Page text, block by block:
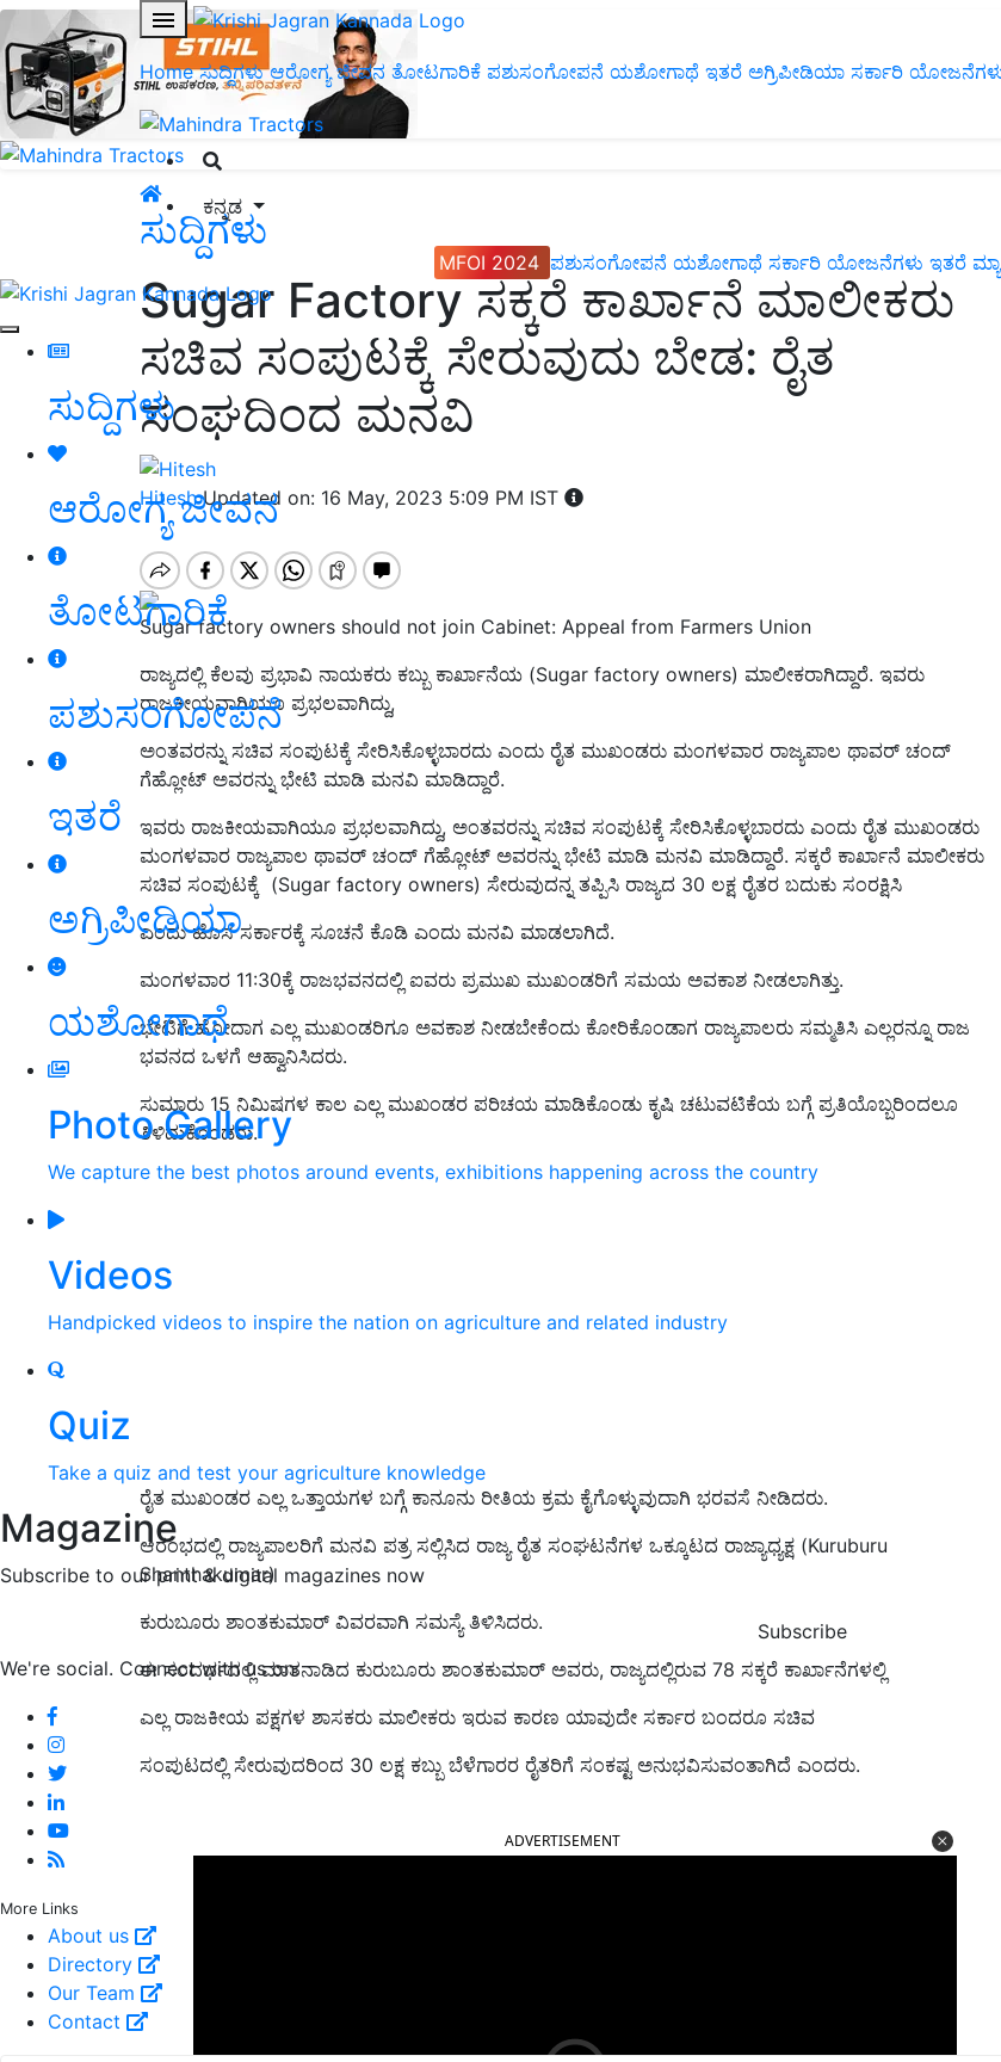
Home ಸುದ್ದಿಗಳು ಆರೋಗ್ಯ ಜೀವನ ತೋಟಗಾರಿಕೆ ಪಶುಸಂಗೋಪನೆ ಯಶೋಗಾಥೆ ಇತರೆ ಅಗ್ರಿಪೀಡಿಯಾ ಸರ್ಕಾರಿ
ಕನ್ನಡ
MFOI 2024 ಪಶುಸಂಗೋಪನೆ ಯಶೋಗಾಥೆ ಸರ್ಕಾರಿ ಯೋಜನೆಗಳು ಇತರೆ
ಸುದ್ದಿಗಳು
ಆರೋಗ್ಯ ಜೀವನ
ತೋಟಗಾರಿಕೆ
ಪಶುಸಂಗೋಪನೆ
ಇತರೆ
ಅಗ್ರಿಪೀಡಿಯಾ
ಯಶೋಗಾಥೆ
Photo Gallery
We capture the best photos around events, exhibitions happening across the country
Videos
Handpicked videos to inspire the nation on agriculture and related industry
Quiz
Take a quiz and test your agriculture knowledge
Magazine
Subscribe to our print & digital magazines now
Subscribe
We're social. Connect with us on:
More Links
About us
Directory
Our Team
Contact
ಸುದ್ದಿಗಳು
Sugar Factory ಸಕ್ಕರೆ ಕಾರ್ಖಾನೆ ಮಾಲೀಕರು
ಸಚಿವ ಸಂಪುಟಕ್ಕೆ ಸೇರುವುದು ಬೇಡ: ರೈತ
ಸಂಘದಿಂದ ಮನವಿ
HiteshUpdated on: 16 May, 2023 5:09 PM IST
Sugar factory owners should not join Cabinet: Appeal from Farmers Union
ರಾಜ್ಯದಲ್ಲಿ ಕೆಲವು ಪ್ರಭಾವಿ ನಾಯಕರು ಕಬ್ಬು ಕಾರ್ಖಾನೆಯ (Sugar factory owners) ಮಾಲೀಕರಾಗಿದ್ದಾರೆ. ಇವರು
ರಾಜಕೀಯವಾಗಿಯೂ ಪ್ರಭಲವಾಗಿದ್ದು,
ಅಂತವರನ್ನು ಸಚಿವ ಸಂಪುಟಕ್ಕೆ ಸೇರಿಸಿಕೊಳ್ಳಬಾರದು ಎಂದು ರೈತ ಮುಖಂಡರು ಮಂಗಳವಾರ ರಾಜ್ಯಪಾಲ ಥಾವರ್ ಚಂದ್
ಗೆಹ್ಲೋಟ್ ಅವರನ್ನು ಭೇಟಿ ಮಾಡಿ ಮನವಿ ಮಾಡಿದ್ದಾರೆ.
ಇವರು ರಾಜಕೀಯವಾಗಿಯೂ ಪ್ರಭಲವಾಗಿದ್ದು, ಅಂತವರನ್ನು ಸಚಿವ ಸಂಪುಟಕ್ಕೆ ಸೇರಿಸಿಕೊಳ್ಳಬಾರದು ಎಂದು ರೈತ ಮುಖಂಡರು
ಮಂಗಳವಾರ ರಾಜ್ಯಪಾಲ ಥಾವರ್ ಚಂದ್ ಗೆಹ್ಲೋಟ್ ಅವರನ್ನು ಭೇಟಿ ಮಾಡಿ ಮನವಿ ಮಾಡಿದ್ದಾರೆ. ಸಕ್ಕರೆ ಕಾರ್ಖಾನೆ ಮಾಲೀಕರು
ಸಚಿವ ಸಂಪುಟಕ್ಕೆ (Sugar factory owners) ಸೇರುವುದನ್ನ ತಪ್ಪಿಸಿ ರಾಜ್ಯದ 30 ಲಕ್ಷ ರೈತರ ಬದುಕು ಸಂರಕ್ಷಿಸಿ
ಎಂದು ಹೊಸ ಸರ್ಕಾರಕ್ಕೆ ಸೂಚನೆ ಕೊಡಿ ಎಂದು ಮನವಿ ಮಾಡಲಾಗಿದೆ.
ಮಂಗಳವಾರ 11:30ಕ್ಕೆ ರಾಜಭವನದಲ್ಲಿ ಐವರು ಪ್ರಮುಖ ಮುಖಂಡರಿಗೆ ಸಮಯ ಅವಕಾಶ ನೀಡಲಾಗಿತ್ತು.
ಭೇಟಿಗೆ ಹೋದಾಗ ಎಲ್ಲ ಮುಖಂಡರಿಗೂ ಅವಕಾಶ ನೀಡಬೇಕೆಂದು ಕೋರಿಕೊಂಡಾಗ ರಾಜ್ಯಪಾಲರು ಸಮ್ಮತಿಸಿ ಎಲ್ಲರನ್ನೂ ರಾಜ
ಭವನದ ಒಳಗೆ ಆಹ್ವಾನಿಸಿದರು.
ಸುಮಾರು 15 ನಿಮಿಷಗಳ ಕಾಲ ಎಲ್ಲ ಮುಖಂಡರ ಪರಿಚಯ ಮಾಡಿಕೊಂಡು ಕೃಷಿ ಚಟುವಟಿಕೆಯ ಬಗ್ಗೆ ಪ್ರತಿಯೊಬ್ಬರಿಂದಲೂ
ತಿಳಿದುಕೊಂಡರು.
ರೈತ ಮುಖಂಡರ ಎಲ್ಲ ಒತ್ತಾಯಗಳ ಬಗ್ಗೆ ಕಾನೂನು ರೀತಿಯ ಕ್ರಮ ಕೈಗೊಳ್ಳುವುದಾಗಿ ಭರವಸೆ ನೀಡಿದರು.
ಆರಂಭದಲ್ಲಿ ರಾಜ್ಯಪಾಲರಿಗೆ ಮನವಿ ಪತ್ರ ಸಲ್ಲಿಸಿದ ರಾಜ್ಯ ರೈತ ಸಂಘಟನೆಗಳ ಒಕ್ಕೂಟದ ರಾಜ್ಯಾಧ್ಯಕ್ಷ (Kuruburu
Shanthakumar)
ಕುರುಬೂರು ಶಾಂತಕುಮಾರ್ ವಿವರವಾಗಿ ಸಮಸ್ಯೆ ತಿಳಿಸಿದರು.
ಈ ಸಂದರ್ಭದಲ್ಲಿ ಮಾತನಾಡಿದ ಕುರುಬೂರು ಶಾಂತಕುಮಾರ್ ಅವರು, ರಾಜ್ಯದಲ್ಲಿರುವ 78 ಸಕ್ಕರೆ ಕಾರ್ಖಾನೆಗಳಲ್ಲಿ
ಎಲ್ಲ ರಾಜಕೀಯ ಪಕ್ಷಗಳ ಶಾಸಕರು ಮಾಲೀಕರು ಇರುವ ಕಾರಣ ಯಾವುದೇ ಸರ್ಕಾರ ಬಂದರೂ ಸಚಿವ
ಸಂಪುಟದಲ್ಲಿ ಸೇರುವುದರಿಂದ 30 ಲಕ್ಷ ಕಬ್ಬು ಬೆಳೆಗಾರರ ರೈತರಿಗೆ ಸಂಕಷ್ಟ ಅನುಭವಿಸುವಂತಾಗಿದೆ ಎಂದರು.